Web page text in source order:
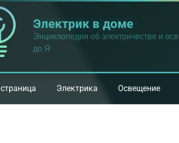
Электрик в доме
Энциклопедия об электричестве и
до Я
Электрика Освещение